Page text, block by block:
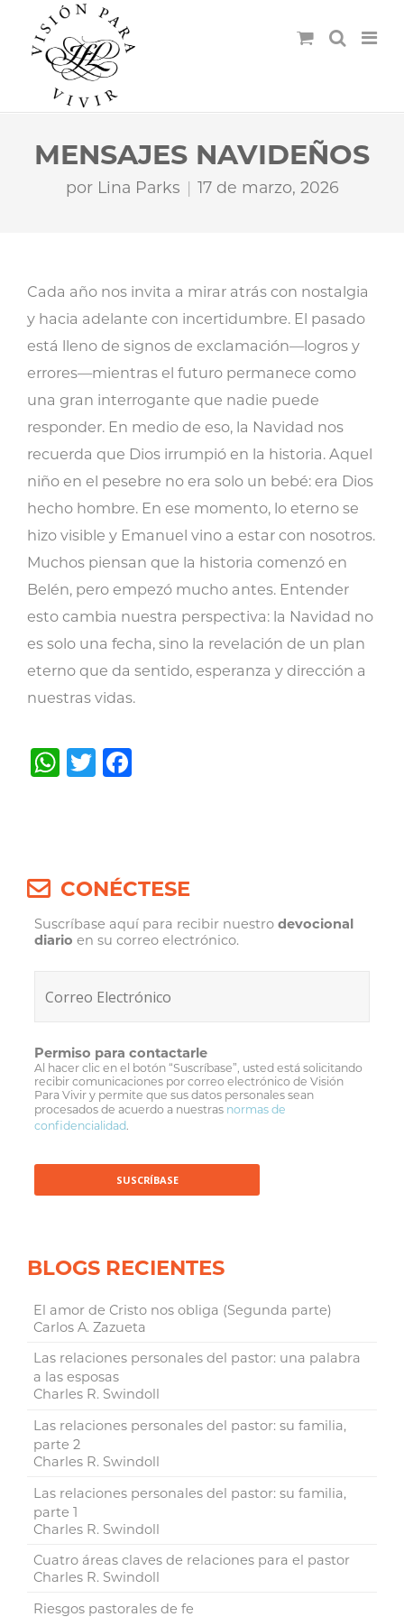
MENSAJES NAVIDEÑOS
por Lina Parks 17 de marzo, 2026
Cada año nos invita a mirar atrás con nostalgia
y hacia adelante con incertidumbre. El pasado
está lleno de signos de exclamación—logros y
errores—mientras el futuro permanece como
una gran interrogante que nadie puede
responder. En medio de eso, la Navidad nos
recuerda que Dios irrumpió en la historia. Aquel
niño en el pesebre no era solo un bebé: era Dios
hecho hombre. En ese momento, lo eterno se
hizo visible y Emanuel vino a estar con nosotros.
Muchos piensan que la historia comenzó en
Belén, pero empezó mucho antes. Entender
esto cambia nuestra perspectiva: la Navidad no
es solo una fecha, sino la revelación de un plan
eterno que da sentido, esperanza y dirección a
nuestras vidas.
WhatsApp
Twitter
CONÉCTESE
Suscríbase aquí para recibir nuestrodevocional
diario en su correo electrónico.
Permiso para contactarle
Al hacer clic en el botón “Suscríbase”, usted está solicitando
recibir comunicaciones por correo electrónico de Visión
Para Vivir y permite que sus datos personales sean
procesados de acuerdo a nuestras normas de
confidencialidad.
BLOGS RECIENTES
El amor de Cristo nos obliga (Segunda parte)
Carlos A. Zazueta
Las relaciones personales del pastor: una palabra
a las esposas
Charles R. Swindoll
Las relaciones personales del pastor: su familia,
parte 2
Charles R. Swindoll
Las relaciones personales del pastor: su familia,
parte 1
Charles R. Swindoll
Cuatro áreas claves de relaciones para el pastor
Charles R. Swindoll
Riesgos pastorales de fe